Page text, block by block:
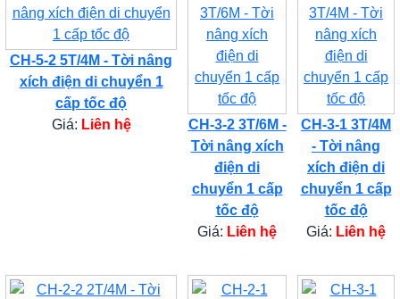
CH-5-2 5T/4M - Tời nâng
xích điện di chuyển 1
cấp tốc độ
Giá: Liên hệ
CH-3-2 3T/6M -
Tời nâng xích
điện di
chuyển 1 cấp
tốc độ
Giá: Liên hệ
CH-3-1 3T/4M
- Tời nâng
xích điện di
chuyển 1 cấp
tốc độ
Giá: Liên hệ